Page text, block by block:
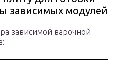
зависимых модулей
зависимой варочной